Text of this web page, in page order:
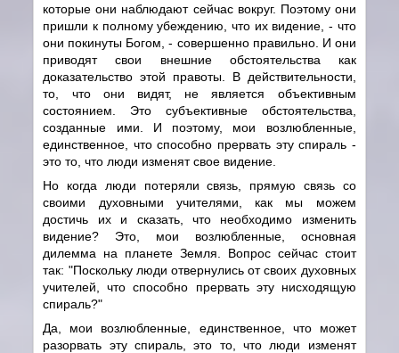
которые они наблюдают сейчас вокруг. Поэтому они
пришли к полному убеждению, что их видение, - что
они покинуты Богом, - совершенно правильно. И они
приводят свои внешние обстоятельства как
доказательство этой правоты. В действительности,
то, что они видят, не является объективным
состоянием. Это субъективные обстоятельства,
созданные ими. И поэтому, мои возлюбленные,
единственное, что способно прервать эту спираль -
это то, что люди изменят свое видение.
Но когда люди потеряли связь, прямую связь со
своими духовными учителями, как мы можем
достичь их и сказать, что необходимо изменить
видение? Это, мои возлюбленные, основная
дилемма на планете Земля. Вопрос сейчас стоит
так: "Поскольку люди отвернулись от своих духовных
учителей, что способно прервать эту нисходящую
спираль?"
Да, мои возлюбленные, единственное, что может
разорвать эту спираль, это то, что люди изменят